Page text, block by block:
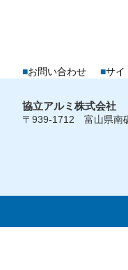
■お問い合わせ ■サイ
協立アルミ株式会社
〒939-1712 富山県